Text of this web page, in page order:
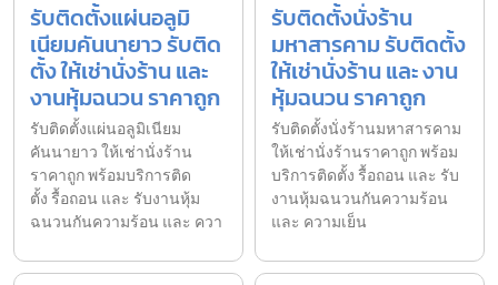
รับติดตั้งแผ่นอลูมิ
เนียมคันนายาว รับติด
ตั้ง ให้เช่านั่งร้าน และ
งานหุ้มฉนวน ราคาถูก
รับติดตั้งแผ่นอลูมิเนียม
คันนายาว ให้เช่านั่งร้าน
ราคาถูก พร้อมบริการติด
ตั้ง รื้อถอน และ รับงานหุ้ม
ฉนวนกันความร้อน และ ควา
รับติดตั้งนั่งร้าน
มหาสารคาม รับติดตั้ง
ให้เช่านั่งร้าน และ งาน
หุ้มฉนวน ราคาถูก
รับติดตั้งนั่งร้านมหาสารคาม
ให้เช่านั่งร้านราคาถูก พร้อม
บริการติดตั้ง รื้อถอน และ รับ
งานหุ้มฉนวนกันความร้อน
และ ความเย็น